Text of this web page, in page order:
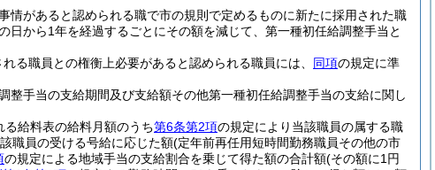
があると認められる職で市の規則で定めるものに新たに採用された職
から1年を経過するごとにその額を減じて、第一種初任給調整手当と
る職員との権衡上必要があると認められる職員には、 同項の規定に準
手当の支給期間及び支給額その他第一種初任給調整手当の支給に関し
給料表の給料月額のうち第6条第2項の規定により当該職員の属する職
職員の受ける号給に応じた額(定年前再任用短時間勤務職員その他の市
の規定による地域手当の支給割合を乗じて得た額の合計額(その額に1円